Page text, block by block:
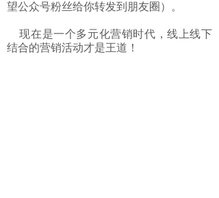
望公众号粉丝给你转发到朋友圈）。
现在是一个多元化营销时代，线上线下
结合的营销活动才是王道！